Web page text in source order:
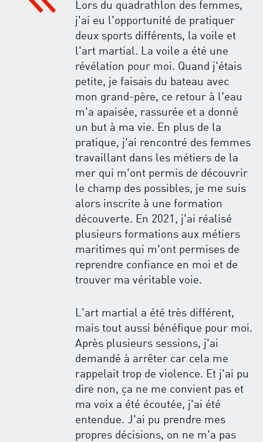
Lors du quadrathlon des femmes,
j'ai eu l'opportunité de pratiquer
deux sports différents, la voile et
l'art martial. La voile a été une
révélation pour moi. Quand j'étais
petite, je faisais du bateau avec
mon grand-père, ce retour à l'eau
m'a apaisée, rassurée et a donné
un but à ma vie. En plus de la
pratique, j'ai rencontré des femmes
travaillant dans les métiers de la
mer qui m'ont permis de découvrir
le champ des possibles, je me suis
alors inscrite à une formation
découverte. En 2021, j'ai réalisé
plusieurs formations aux métiers
maritimes qui m'ont permises de
reprendre confiance en moi et de
trouver ma véritable voie.
L'art martial a été très différent,
mais tout aussi bénéfique pour moi.
Après plusieurs sessions, j'ai
demandé à arrêter car cela me
rappelait trop de violence. Et j'ai pu
dire non, ça ne me convient pas et
ma voix a été écoutée, j'ai été
entendue. J'ai pu prendre mes
propres décisions, on ne m'a pas